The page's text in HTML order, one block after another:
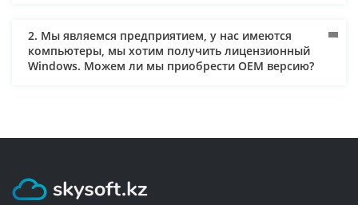
2. Мы являемся предприятием, у нас имеются
компьютеры, мы хотим получить лицензионный
Windows. Можем ли мы приобрести ОЕM версию?
Могут ли мне оправить документы и по
безналичному расчету? Могу ли я использовать для